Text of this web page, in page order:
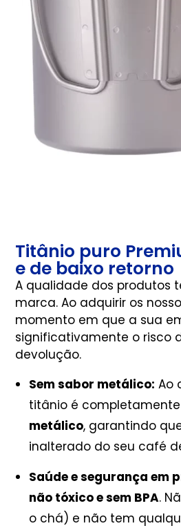
Titânio puro
e de baixo retorno
A qualidade dos produtos
marca. Ao adquirir os
momento em que a sua
significativamente o risco
devolução.
Sem sabor metálico: Ao
titânio é
metálico, garantindo
inalterado do seu café
Saúde e segurança em
não tóxico e sem BPA.
o chá) e não tem